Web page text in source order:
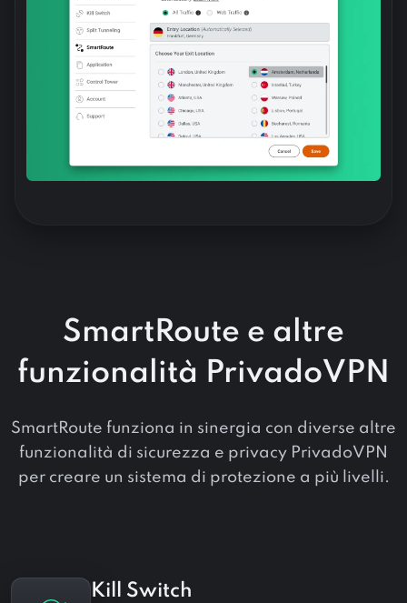
SmartRoute e altre
funzionalità PrivadoVPN
SmartRoute funziona in sinergia con diverse altre
funzionalità di sicurezza e privacy PrivadoVPN
per creare un sistema di protezione a più livelli.
Kill Switch